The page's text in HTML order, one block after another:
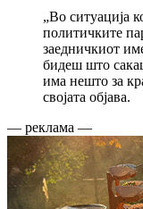
„Во ситуација
политичките
заедничкиот
бидеш што
има нешто за
својата објава.
— реклама —